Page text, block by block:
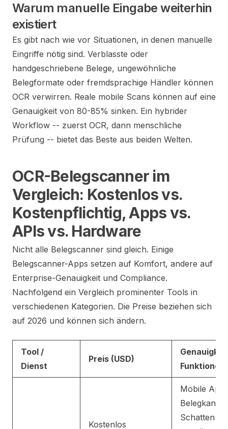
Warum manuelle Eingabe weiterhin
existiert
Es gibt nach wie vor Situationen, in denen manuelle
Eingriffe nötig sind. Verblasste oder
handgeschriebene Belege, ungewöhnliche
Belegformate oder fremdsprachige Händler können
OCR verwirren. Reale mobile Scans können auf eine
Genauigkeit von 80-85% sinken. Ein hybrider
Workflow -- zuerst OCR, dann menschliche
Prüfung -- bietet das Beste aus beiden Welten.
OCR-Belegscanner im
Vergleich: Kostenlos vs.
Kostenpflichtig, Apps vs.
APIs vs. Hardware
Nicht alle Belegscanner sind gleich. Einige
Belegscanner-Apps setzen auf Komfort, andere auf
Enterprise-Genauigkeit und Compliance.
Nachfolgend ein Vergleich prominenter Tools in
verschiedenen Kategorien. Die Preise beziehen sich
auf 2026 und können sich ändern.
Tool /
Dienst
Preis (USD)
Funktionen
Kostenlos
Mobile App
Schatten